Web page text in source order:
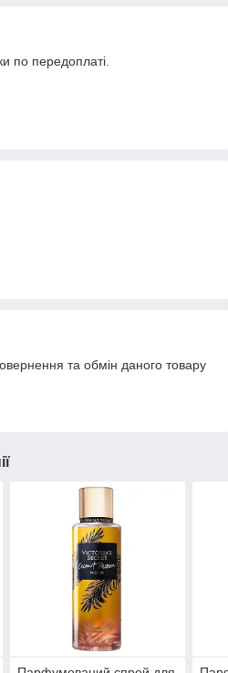
по передоплаті.
та обмін даного товару